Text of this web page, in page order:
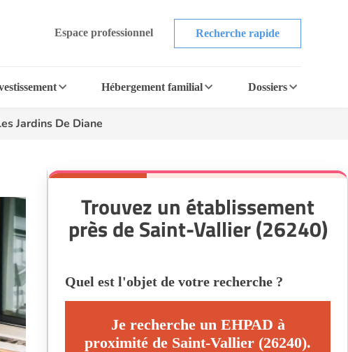
Espace professionnel Recherche rapide
Hébergement familial Dossiers
Jardins De Diane
Trouvez un établissement
près de Saint-Vallier (26240)
Quel est l'objet de votre recherche ?
Je recherche un EHPAD à
proximité de Saint-Vallier (26240).